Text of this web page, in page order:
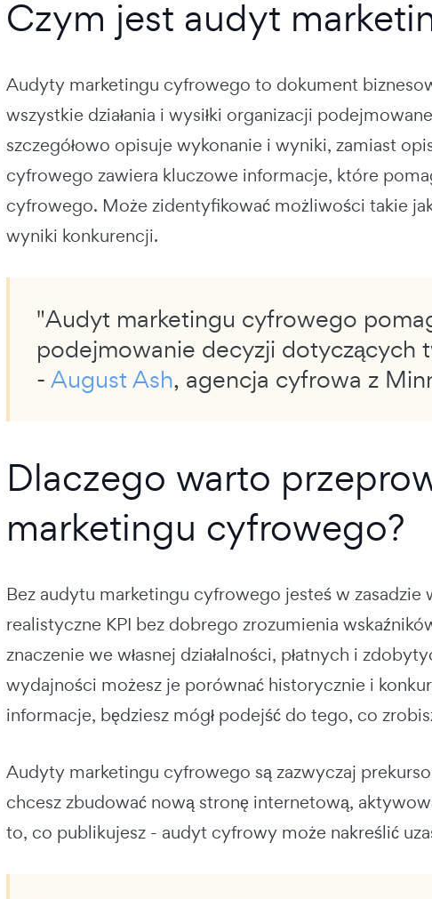
Czym jest audyt
Audyty marketingu cyfrowego to dokument
wszystkie działania i wysiłki organizacji
szczegółowo opisuje wykonanie i wyniki, zamiast
cyfrowego zawiera kluczowe informacje, które
cyfrowego. Może zidentyfikować możliwości takie
wyniki konkurencji.
"Audyt marketingu cyfrowego
podejmowanie decyzji dotyczących
- August Ash, agencja cyfrowa z
Dlaczego warto
marketingu cyfrowego?
Bez audytu marketingu cyfrowego jesteś w
realistyczne KPI bez dobrego zrozumienia
znaczenie we własnej działalności, płatnych i
wydajności możesz je porównać historycznie i
informacje, będziesz mógł podejść do tego, co
Audyty marketingu cyfrowego są zazwyczaj
chcesz zbudować nową stronę internetową,
to, co publikujesz - audyt cyfrowy może nakreślić